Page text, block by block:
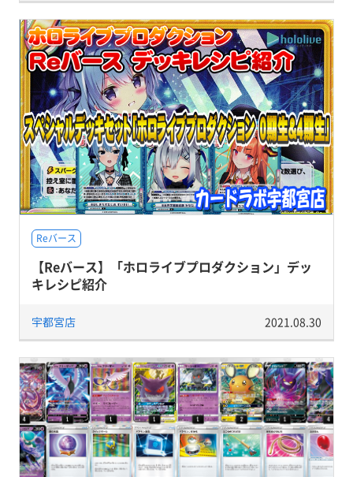
Reバース
【Reバース】「ホロライブプロダクション」デッ
キレシピ紹介
宇都宮店 2021.08.30